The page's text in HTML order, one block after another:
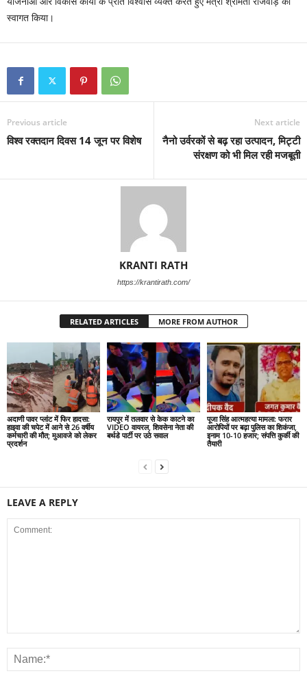
स्वागत किया।
Previous article
विश्व रक्तदान दिवस 14 जून पर विशेष
Next article
नैनो उर्वरकों से बढ़ रहा उत्पादन, मिट्टी
संरक्षण को भी मिल रही मजबूती
KRANTI RATH
https://krantirath.com/
RELATED ARTICLES MORE FROM AUTHOR
अदाणी पावर प्लांट में फिर हादसा:
हाइवा की चपेट में आने से 26 वर्षीय
कर्मचारी की मौत; मुआवजे को लेकर
प्रदर्शन
रायपुर में तलवार से केक काटने का
VIDEO वायरल, शिवसेना नेता की
बर्थडे पार्टी पर उठे सवाल
पूजा सिंह आत्महत्या मामला: फरार
आरोपियों पर बढ़ा पुलिस का शिकंजा,
इनाम 10-10 हजार; संपत्ति कुर्की की
तैयारी
LEAVE A REPLY